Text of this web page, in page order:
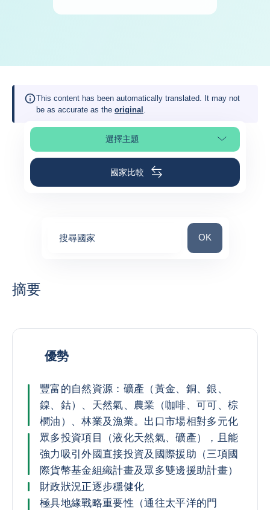
This content has been automatically translated. It may not
be as accurate as the original .
選擇主題選擇頁面段落
國家比較
搜尋國家 搜尋國家
OK
摘要
優勢
豐富的自然資源：礦產（黃金、銅、銀、
鎳、鈷）、天然氣、農業（咖啡、可可、棕
櫚油）、林業及漁業。出口市場相對多元化
眾多投資項目（液化天然氣、礦產），且能
強力吸引外國直接投資及國際援助（三項國
際貨幣基金組織計畫及眾多雙邊援助計畫）
財政狀況正逐步穩健化
極具地緣戰略重要性（通往太平洋的門